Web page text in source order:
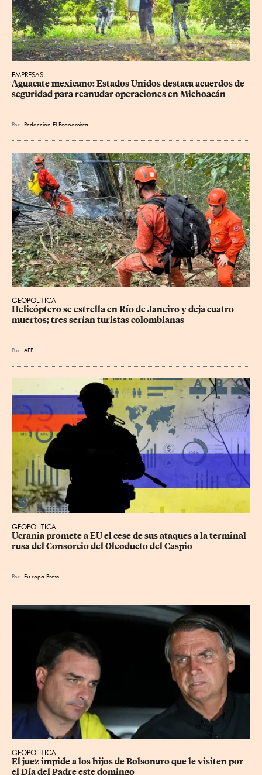
EMPRESAS
Aguacate mexicano: Estados Unidos destaca acuerdos de
seguridad para reanudar operaciones en Michoacán
Por Redacción El Economista
GEOPOLÍTICA
Helicóptero se estrella en Río de Janeiro y deja cuatro
muertos; tres serían turistas colombianas
Por AFP
GEOPOLÍTICA
Ucrania promete a EU el cese de sus ataques a la terminal
rusa del Consorcio del Oleoducto del Caspio
Por Eu ropa Press
GEOPOLÍTICA
El juez impide a los hijos de Bolsonaro que le visiten por
el Día del Padre este domingo